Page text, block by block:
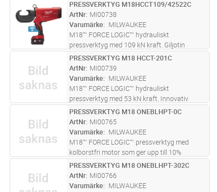
cykler mellan kalibreringar. Förkontroll av
batterier säkerställer att det finns
tillräcklig...läs mer
ST Lägg i kundvagn
PRESSVERKTYG M18HCCT109/42522C
ArtNr MI00738
Varumärke
MILWAUKEE
M18™ FORCE LOGIC™ hydrauliskt
pressverktyg med 109 kN kraft. Giljotin
pressmekanism. Universal anfästning till
pressbackar, passar de flesta 120 kN C-
formade pressbackar på marknaden.
Pressbackar ka...läs mer
ST Lägg i kundvagn
PRESSVERKTYG M18 HCCT-201C
ArtNr MI00739
Varumärke
MILWAUKEE
M18™ FORCE LOGIC™ hydrauliskt
pressverktyg med 53 kN kraft. Innovativ
design på presshuvudet för snabb och enkel
åtkomst. Universal anfästning till
pressbackar, passar de flesta 60 kN C-
formade press ...läs mer
ST Lägg i kundvagn
PRESSVERKTYG M18 ONEBLHPT-0C
ArtNr MI00765
Varumärke
MILWAUKEE
M18™ FORCE LOGIC™ pressverktyg med
kolborstfri motor som ger upp till 10%
snabbare pressningar och 20% längre drifttid.
Mest kompakt in-line design. Opereras med en
hand. Marknadsledande 40 000 press
ST Lägg i kundvagn
PRESSVERKTYG M18 ONEBLHPT-302C
ArtNr MI00766
Varumärke
MILWAUKEE